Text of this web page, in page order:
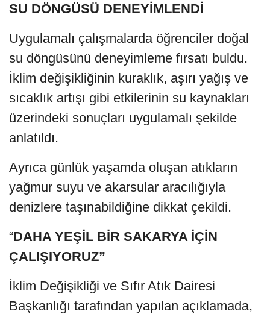
SU DÖNGÜSÜ DENEYİMLENDİ
Uygulamalı çalışmalarda öğrenciler doğal
su döngüsünü deneyimleme fırsatı buldu.
İklim değişikliğinin kuraklık, aşırı yağış ve
sıcaklık artışı gibi etkilerinin su kaynakları
üzerindeki sonuçları uygulamalı şekilde
anlatıldı.
Ayrıca günlük yaşamda oluşan atıkların
yağmur suyu ve akarsular aracılığıyla
denizlere taşınabildiğine dikkat çekildi.
“DAHA YEŞİL BİR SAKARYA İÇİN
ÇALIŞIYORUZ”
İklim Değişikliği ve Sıfır Atık Dairesi
Başkanlığı tarafından yapılan açıklamada,